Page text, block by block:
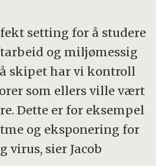
setting for å studere
og miljømessig
skipet har vi kontroll
som ellers ville vært
Dette er for eksempel
og eksponering for
virus, sier Jacob